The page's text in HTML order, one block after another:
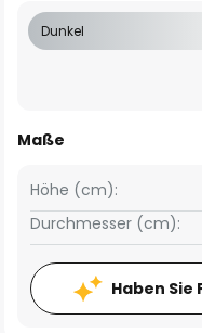
Dunkel
Maße
Höhe (cm):
Durchmesser (cm):
Haben Sie